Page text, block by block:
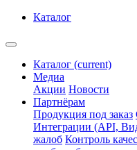
Каталог
Каталог (current)
Медиа
Акции Новости
Партнёрам
Продукция под заказ
Интеграции (API,
жалоб Контроль